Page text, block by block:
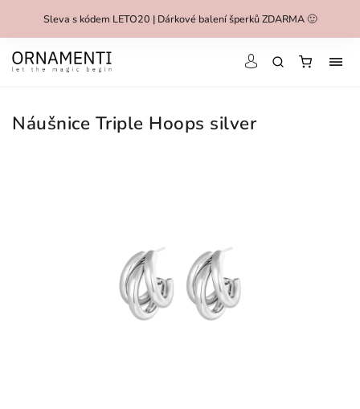
Sleva s kódem LETO20 | Dárkové balení šperků ZDARMA 🙂
Náušnice Triple Hoops silver